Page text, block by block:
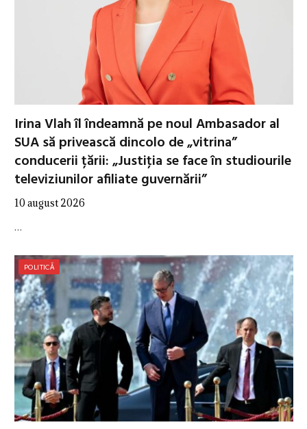
Irina Vlah îl îndeamnă pe noul Ambasador al
SUA să privească dincolo de „vitrina”
conducerii țării: „Justiţia se face în studiourile
televiziunilor afiliate guvernării”
10 august 2026
…
POLITICĂ